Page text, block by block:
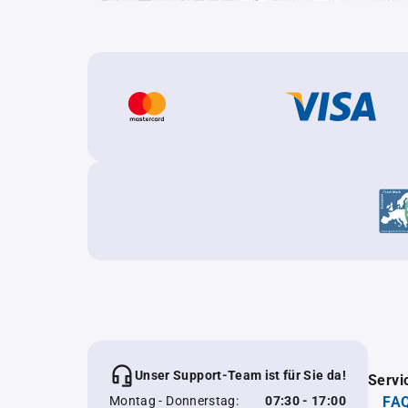
Unser Support-Team ist für Sie da!
Montag - Donnerstag:
07:30 - 17:00